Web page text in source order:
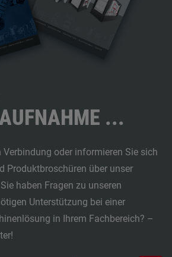
...
oder informieren Sie sich
Produktbroschüren über unser
haben Fragen zu unseren
Unterstützung bei einer
in Ihrem Fachbereich? –